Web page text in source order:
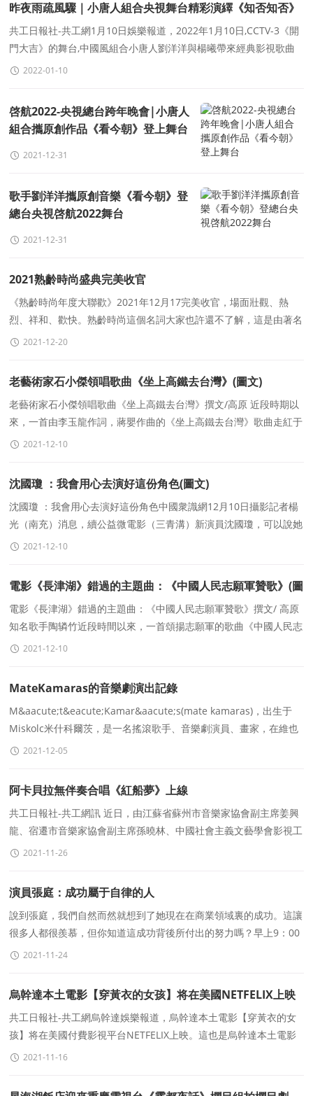
昨夜雨疏風驟｜小唐人組合央視舞台精彩演繹《知否知否》
共工日報社-共工網1月10日娛樂報道，2022年1月10日,CCTV-3《開
門大吉》的舞台,中國風組合小唐人劉洋洋與楊曦帶來經典影視歌曲
《知否知否》,小唐人組合這是第二次在《開門大
2022-01-10
啓航2022-央視總台跨年晚會|小唐人
組合攜原創作品《看今朝》登上舞台
2021-12-31
歌手劉洋洋攜原創音樂《看今朝》登
總台央視啓航2022舞台
2021-12-31
2021熟齡時尚盛典完美收官
《熟齡時尚年度大聯歡》2021年12月17完美收官，場面壯觀、熱
烈、祥和、歡快。熟齡時尚這個名詞大家也許還不了解，這是由著名
視覺造型藝術家TONY于2020年創建注冊的獨立品牌
2021-12-20
老藝術家石小傑領唱歌曲《坐上高鐵去台灣》(圖文)
老藝術家石小傑領唱歌曲《坐上高鐵去台灣》撰文/高原 近段時期以
來，一首由李玉龍作詞，蔣嬰作曲的《坐上高鐵去台灣》歌曲走紅于
各大網絡，引起了無數人的共振共鳴，
2021-12-10
沈國瓊 ：我會用心去演好這份角色(圖文)
沈國瓊 ：我會用心去演好這份角色中國衆識網12月10日攝影記者楊
光（南充）消息，續公益微電影（三青溝）新演員沈國瓊，可以說她
從沒上過舞台就别說影視，能在衆多的演員選拔
2021-12-10
電影《長津湖》錯過的主題曲：《中國人民志願軍贊歌》(圖
文)
電影《長津湖》錯過的主題曲：《中國人民志願軍贊歌》撰文/ 高原
知名歌手陶辚竹近段時間以來，一首頌揚志願軍的歌曲《中國人民志
願軍贊歌》被沖上熱搜，這充份反應了人們對
2021-12-10
MateKamaras的音樂劇演出記錄
M&aacute;t&eacute;Kamar&aacute;s(mate kamaras)，出生于
Miskolc米什科爾茨，是一名搖滾歌手、音樂劇演員、畫家，在維也
納當地擁有自己的樂隊。2003-2005年，因飾演維也納
2021-12-05
阿卡貝拉無伴奏合唱《紅船夢》上線
共工日報社-共工網訊 近日，由江蘇省蘇州市音樂家協會副主席姜興
龍、宿遷市音樂家協會副主席孫曉林、中國社會主義文藝學會影視工
作委員會創作室副主任梅皓鈞合作的歌曲《
2021-11-26
演員張庭：成功屬于自律的人
說到張庭，我們自然而然就想到了她現在在商業領域裏的成功。這讓
很多人都很羨慕，但你知道這成功背後所付出的努力嗎？早上9：00
開早會，10：00拍産品平面，11：00直播新品分
2021-11-24
烏幹達本土電影【穿黃衣的女孩】将在美國NETFELIX上映
共工日報社-共工網烏幹達娛樂報道，烏幹達本土電影【穿黃衣的女
孩】将在美國付費影視平台NETFELIX上映。這也是烏幹達本土電影
人成就的裏程碑。
2021-11-16